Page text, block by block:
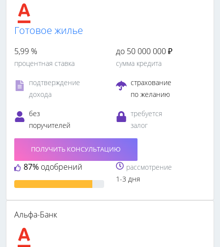
Готовое жилье
5,99 %
процентная ставка
до 50 000 000 ₽
сумма кредита
подтверждение
дохода
страхование
по желанию
без
поручителей
требуется
залог
87% одобрений
ПОЛУЧИТЬ КОНСУЛЬТАЦИЮ
рассмотрение
1-3 дня
Альфа-Банк